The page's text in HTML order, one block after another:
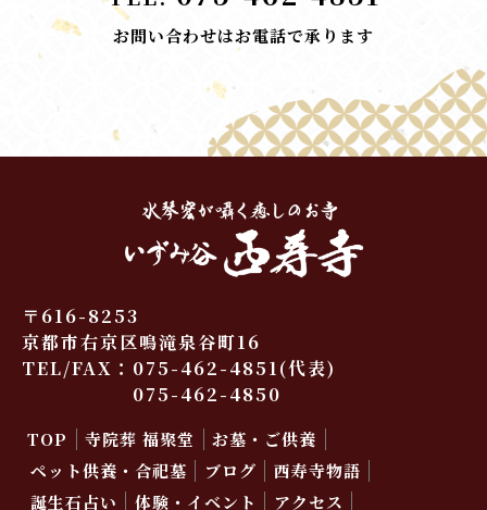
お問い合わせはお電話で承ります
〒616-8253
京都市右京区鳴滝泉谷町16
TEL/FAX： 075-462-4851(代表)
075-462-4850
TOP 寺院葬 福聚堂
お墓・ご供養
ペット供養・合祀墓
ブログ
西寿寺物語
誕生石占い
体験・イベント アクセス